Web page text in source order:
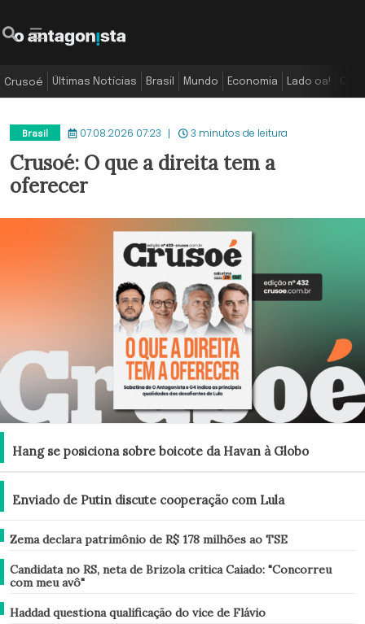
Crusoé Últimas Notícias Brasil Mundo Economia Lado oa!
Brasil 07.08.2026 07:23 3 minutos de leitura
Crusoé: O que a direita tem a
oferecer
Hang se posiciona sobre boicote da Havan à Globo
Enviado de Putin discute cooperação com Lula
Brasil
Zema declara patrimônio de R$ 178 milhões ao TSE
Brasil
Candidata no RS, neta de Brizola critica Caiado: "Concorreu
com meu avô"
Brasil
Haddad questiona qualificação do vice de Flávio